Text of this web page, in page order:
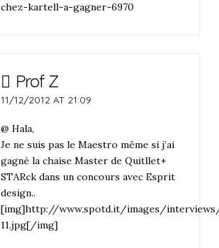
chez-kartell-a-gagner-6970
Prof Z
11/12/2012 AT 21:09
@ Hala,
Je ne suis pas le Maestro même si j’ai
gagné la chaise Master de Quitllet+
STARck dans un concours avec Esprit
design..
[img]http://www.spotd.it/images/
11.jpg[/img]